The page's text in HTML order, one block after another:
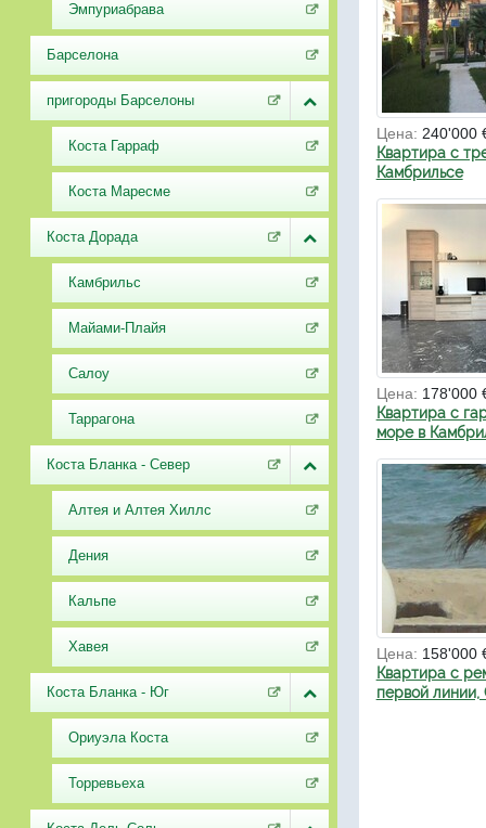
Эмпуриабрава
Барселона
пригороды Барселоны
Коста Гарраф
Коста Маресме
Коста Дорада
Камбрильс
Майами-Плайя
Салоу
Таррагона
Коста Бланка - Север
Алтея и Алтея Хиллс
Дения
Кальпе
Хавея
Коста Бланка - Юг
Ориуэла Коста
Торревьеха
Цена: 240'000
Квартира с
Камбрильсе
Цена: 178'000
Квартира с
море в
Цена: 158'000
Квартира с
первой линии,